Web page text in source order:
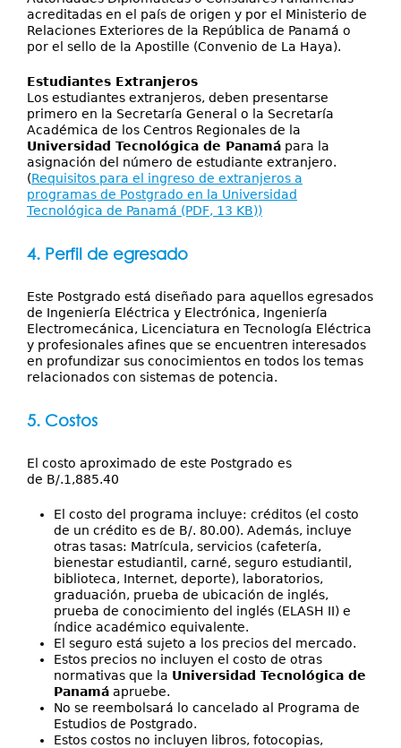
acreditadas en el país de origen y por el Ministerio de
Relaciones Exteriores de la República de Panamá o
por el sello de la Apostille (Convenio de La Haya).
Estudiantes Extranjeros
Los estudiantes extranjeros, deben presentarse
primero en la Secretaría General o la Secretaría
Académica de los Centros Regionales de la
Universidad Tecnológica de Panamá para la
asignación del número de estudiante extranjero.
(Requisitos para el ingreso de extranjeros a
programas de Postgrado en la Universidad
Tecnológica de Panamá (PDF, 13 KB))
4. Perfil de egresado
Este Postgrado está diseñado para aquellos egresados
de Ingeniería Eléctrica y Electrónica, Ingeniería
Electromecánica, Licenciatura en Tecnología Eléctrica
y profesionales afines que se encuentren interesados
en profundizar sus conocimientos en todos los temas
relacionados con sistemas de potencia.
5. Costos
El costo aproximado de este Postgrado es
de B/.1,885.40
El costo del programa incluye: créditos (el costo
de un crédito es de B/. 80.00). Además, incluye
otras tasas: Matrícula, servicios (cafetería,
bienestar estudiantil, carné, seguro estudiantil,
biblioteca, Internet, deporte), laboratorios,
graduación, prueba de ubicación de inglés,
prueba de conocimiento del inglés (ELASH II) e
índice académico equivalente.
El seguro está sujeto a los precios del mercado.
Estos precios no incluyen el costo de otras
normativas que la Universidad Tecnológica de
Panamá apruebe.
No se reembolsará lo cancelado al Programa de
Estudios de Postgrado.
Estos costos no incluyen libros, fotocopias,